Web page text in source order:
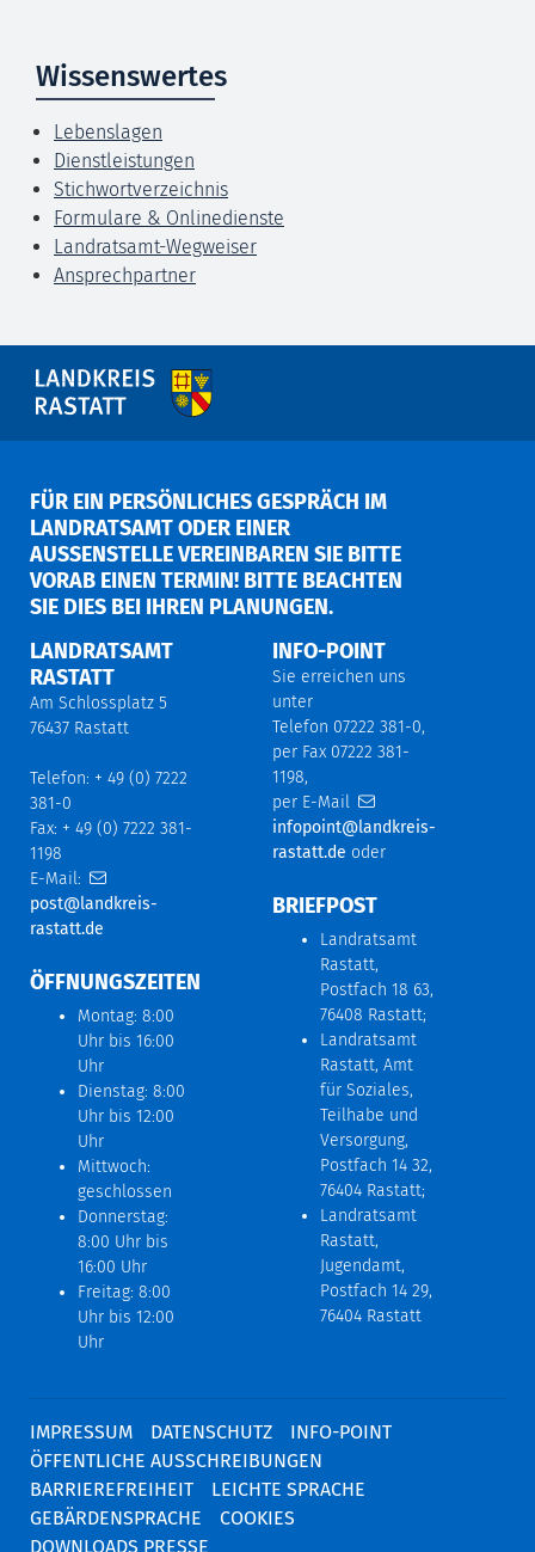
Wissenswertes
Lebenslagen
Dienstleistungen
Stichwortverzeichnis
Formulare & Onlinedienste
Landratsamt-Wegweiser
Ansprechpartner
FÜR EIN PERSÖNLICHES GESPRÄCH IM
LANDRATSAMT ODER EINER
AUSSENSTELLE VEREINBAREN SIE BITTE V
ORAB EINEN TERMIN! BITTE BEACHTEN S
IE DIES BEI IHREN PLANUNGEN.
LANDRATSAMT
RASTATT
Am Schlossplatz 5
76437 Rastatt
Telefon: + 49 (0) 7222
381-0
Fax: + 49 (0) 7222 381-
1198
E-Mail:
post@landkreis-
rastatt.de
ÖFFNUNGSZEITEN
Montag: 8:00
Uhr bis 16:00
Uhr
Dienstag: 8:00
Uhr bis 12:00
Uhr
Mittwoch:
geschlossen
Donnerstag:
8:00 Uhr bis
16:00 Uhr
Freitag: 8:00
Uhr bis 12:00
Uhr
INFO-POINT
Sie erreichen uns
unter
Telefon 07222 381-0,
per Fax 07222 381-
1198,
per E-Mail
infopoint@landkreis-
rastatt.de oder
BRIEFPOST
Landratsamt
Rastatt,
Postfach 18 63,
76408 Rastatt;
Landratsamt
Rastatt, Amt
für Soziales,
Teilhabe und
Versorgung,
Postfach 14 32,
76404 Rastatt;
Landratsamt
Rastatt,
Jugendamt,
Postfach 14 29,
76404 Rastatt
IMPRESSUM DATENSCHUTZ
INFO-POINT
ÖFFENTLICHE AUSSCHREIBUNGEN
BARRIEREFREIHEIT
LEICHTE SPRACHE
GEBÄRDENSPRACHE
COOKIES
DOWNLOADS PRESSE